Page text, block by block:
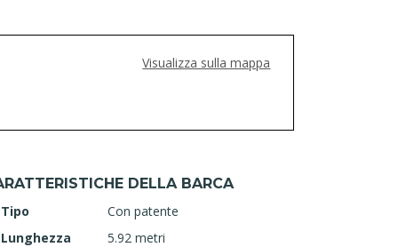
Visualizza sulla mappa
DELLA BARCA
Tipo
Con patente
Lunghezza
5.92 metri